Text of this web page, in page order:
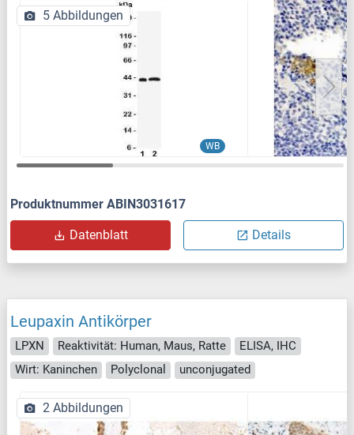
WB
5 Abbildungen
Produktnummer ABIN3031617
Datenblatt Details
Leupaxin Antikörper
LPXN Reaktivität: Human, Maus, Ratte
ELISA, IHC
Wirt: Kaninchen
Polyclonal unconjugated
2 Abbildungen